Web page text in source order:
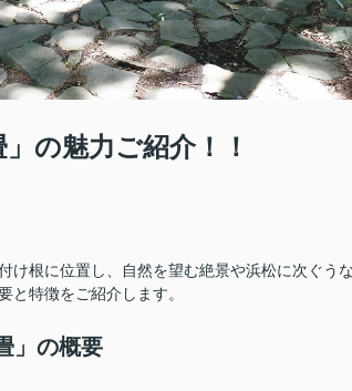
の魅力ご紹介！！
け根に位置し、自然を望む絶景や浜松に次ぐう
と特徴をご紹介します。
」の概要